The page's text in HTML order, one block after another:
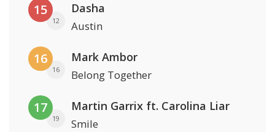
15
12
Dasha
Austin
16
16
Mark Ambor
Belong Together
17
19
Martin Garrix ft. Carolina Liar
Smile